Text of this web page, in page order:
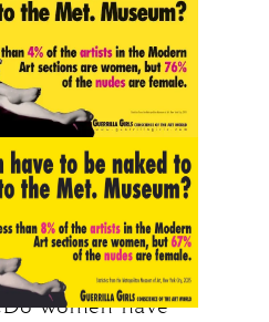
В тех же
тот же отчетный
художниц
музейных
нам Sotheby’s
же получается:
мы вас
полноценной
вам,
Или,
women have